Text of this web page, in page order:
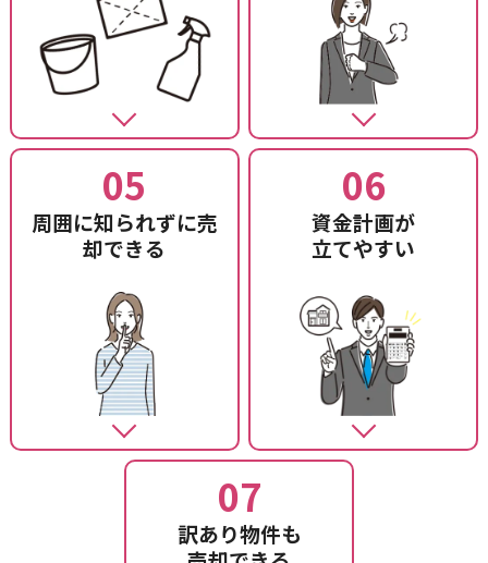
05
周囲に知られずに売
却できる
06
資金計画が
立てやすい
07
訳あり物件も